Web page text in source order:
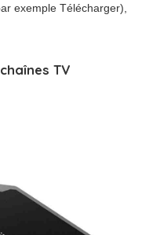
exemple Télécharger),
TV